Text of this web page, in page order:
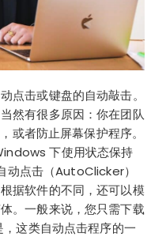
点击或键盘的自动敲击。
然有很多原因：你在团队
或者防止屏幕保护程序。
下使用状态保持
动点击（AutoClicker）
据软件的不同，还可以模
。一般来说，您只需下载
这类自动点击程序的一